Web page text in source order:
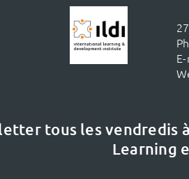
tous les vendredis
Learning